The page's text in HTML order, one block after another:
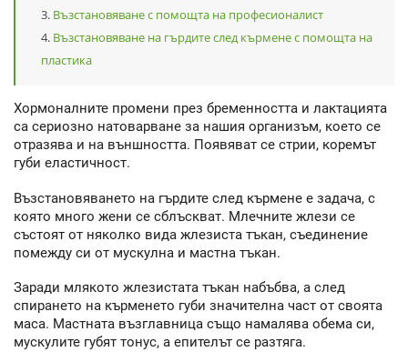
Възстановяване с помощта на професионалист
Възстановяване на гърдите след кърмене с помощта на
пластика
Хормоналните промени през бременността и лактацията
са сериозно натоварване за нашия организъм, което се
отразява и на външността. Появяват се стрии, коремът
губи еластичност.
Възстановяването на гърдите след кърмене е задача, с
която много жени се сблъскват. Млечните жлези се
състоят от няколко вида жлезиста тъкан, съединение
помежду си от мускулна и мастна тъкан.
Заради млякото жлезистата тъкан набъбва, а след
спирането на кърменето губи значителна част от своята
маса. Мастната възглавница също намалява обема си,
мускулите губят тонус, а епителът се разтяга.